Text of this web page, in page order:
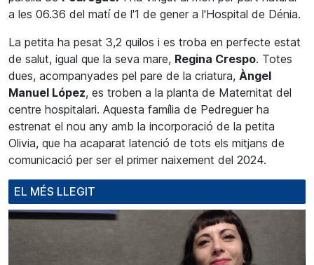
a les 06.36 del matí de l'1 de gener a l'Hospital de Dénia.
La petita ha pesat 3,2 quilos i es troba en perfecte estat
de salut, igual que la seva mare, Regina Crespo. Totes
dues, acompanyades pel pare de la criatura, Àngel
Manuel López, es troben a la planta de Maternitat del
centre hospitalari. Aquesta família de Pedreguer ha
estrenat el nou any amb la incorporació de la petita
Olivia, que ha acaparat latenció de tots els mitjans de
comunicació per ser el primer naixement del 2024.
EL MÉS LLEGIT